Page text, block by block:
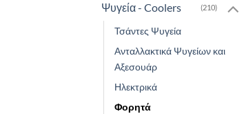
Ψυγεία - Coolers (210)
Τσάντες Ψυγεία
Ανταλλακτικά Ψυγείων και
Αξεσουάρ
Ηλεκτρικά
Φορητά